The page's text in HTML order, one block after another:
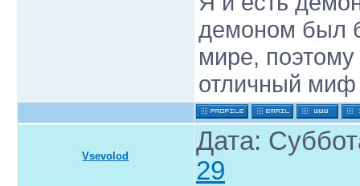
демоном был
мире,
отличный миф
Vsevolod
Дата:
29